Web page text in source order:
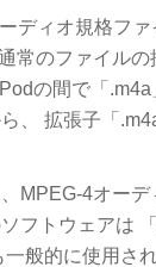
ディオ規格ファ
常のファイルの
の間で「
、 拡張子「
MPEG-4オー
フトウェアは
一般的に使用さ